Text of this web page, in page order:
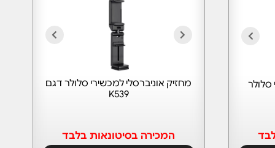
סלולר
מחזיק אוניברסלי למכשירי סלולר דגם
K539
המכירה בסיטונאות בלבד